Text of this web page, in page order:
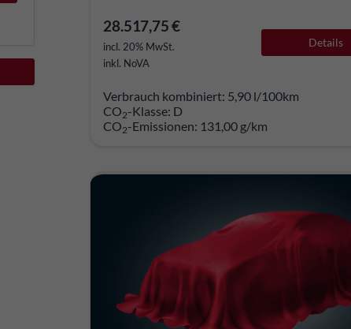
28.517,75 €
incl. 20% MwSt.
inkl. NoVA
Details
Verbrauch kombiniert: 5,90 l/100km
CO2-Klasse: D
CO2-Emissionen: 131,00 g/km